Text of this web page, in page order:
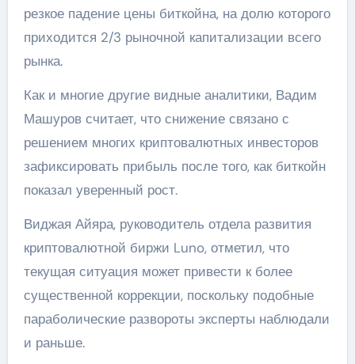
резкое падение цены биткойна, на долю которого
приходится 2/3 рыночной капитализации всего
рынка.
Как и многие другие видные аналитики, Вадим
Машуров считает, что снижение связано с
решением многих криптовалютных инвесторов
зафиксировать прибыль после того, как биткойн
показал уверенный рост.
Виджая Айяра, руководитель отдела развития
криптовалютной биржи Luno, отметил, что
текущая ситуация может привести к более
существенной коррекции, поскольку подобные
параболические развороты эксперты наблюдали
и раньше.